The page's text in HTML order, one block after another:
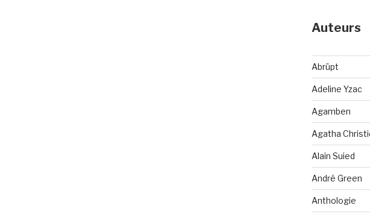
Auteurs
Abrüpt
Adeline Yzac
Agamben
Agatha
Alain Suied
André Green
Anthologie